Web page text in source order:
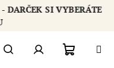
DARČEK SI VYBERÁTE